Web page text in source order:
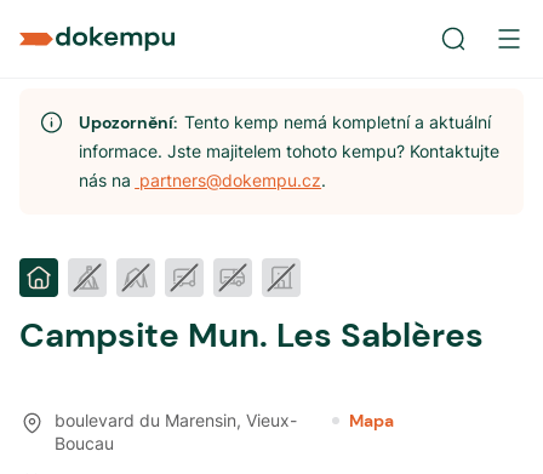
Upozornění:Tento kemp nemá kompletní a aktuální
informace. Jste majitelem tohoto kempu? Kontaktujte
nás na partners@dokempu.cz.
Campsite Mun. Les Sablères
boulevard du Marensin,Vieux-
Boucau
Mapa